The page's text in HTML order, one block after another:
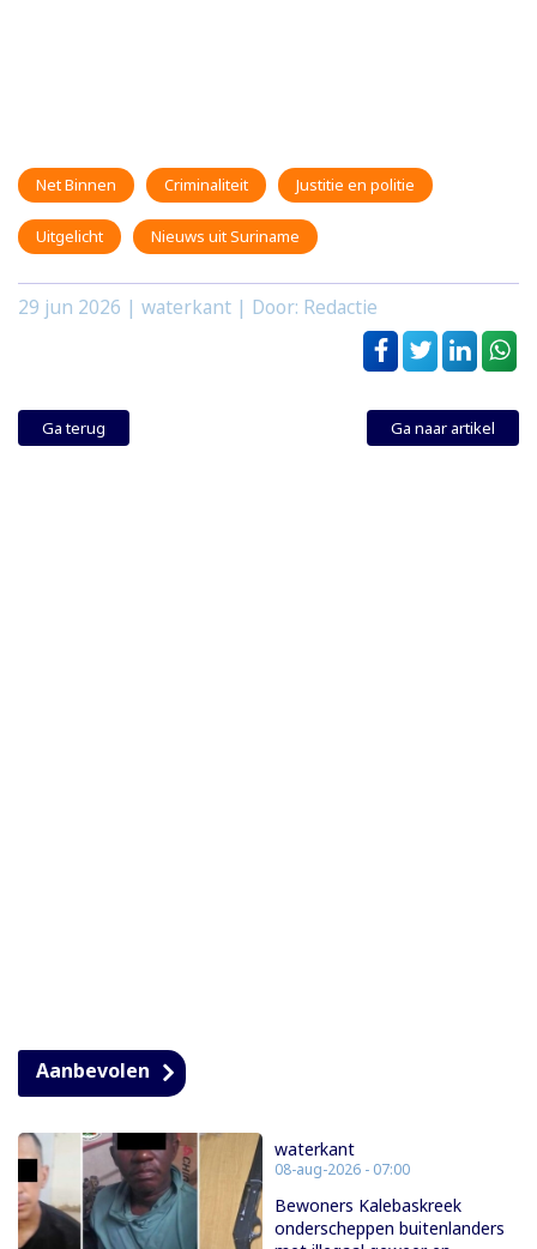
Net Binnen Criminaliteit Justitie en politie
Uitgelicht Nieuws uit Suriname
29 jun 2026 | waterkant | Door: Redactie
Ga terug Ga naar artikel
Aanbevolen
waterkant
08-aug-2026 - 07:00
Bewoners Kalebaskreek
onderscheppen buitenlanders